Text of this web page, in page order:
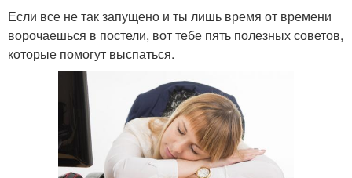
Если все не так запущено и ты лишь время от времени
ворочаешься в постели, вот тебе пять полезных советов,
которые помогут выспаться.